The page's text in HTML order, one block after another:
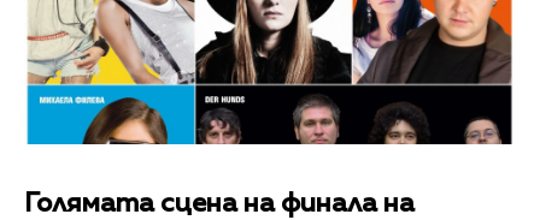
Голямата сцена на финала на